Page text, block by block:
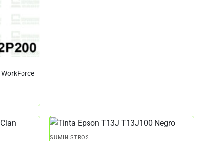
SUMINISTROS